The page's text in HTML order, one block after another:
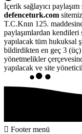
İçerik sağlayıcı
defenceturk.com
T.C.Knın 125.
paylaşımlardan kendileri
yapılacak tüm hukuksal
bildirdikten en geç 3
yönetmelikler
yapılacak ve site
Footer menü